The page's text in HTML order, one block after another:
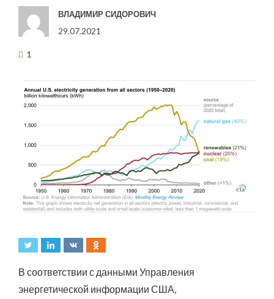
ВЛАДИМИР СИДОРОВИЧ
29.07.2021
1
В соответствии с данными Управления
энергетической информации США,